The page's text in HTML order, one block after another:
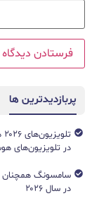
پربازدیدترین ها
در تلویزیون‌های
در سال ۲۰۲۶